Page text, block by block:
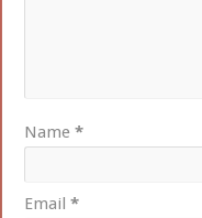
Name*
Email*